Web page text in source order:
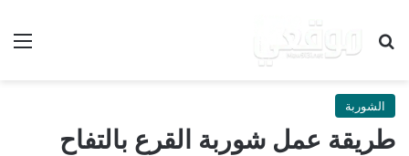
بحث عن
الشوربة
طريقة عمل شوربة القرع بالتفاح